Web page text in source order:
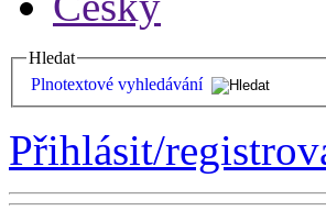
Hledat
Plnotextové vyhledávání
Přihlásit/